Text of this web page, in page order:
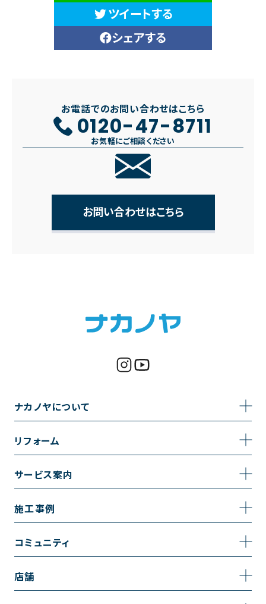
ツイートする
シェアする
お電話でのお問い合わせはこちら
0120-47-8711
お気軽にご相談ください
お問い合わせはこちら
ナカノヤについて
事業内容
採用情報
リフォーム
トイレのリフォーム
キッチンのリフォーム
リノベーション
サービス案内
サービスの流れ
施工事例
施工事例一覧
お風呂の施工事例
コミュニティ
コミュニティ
店舗